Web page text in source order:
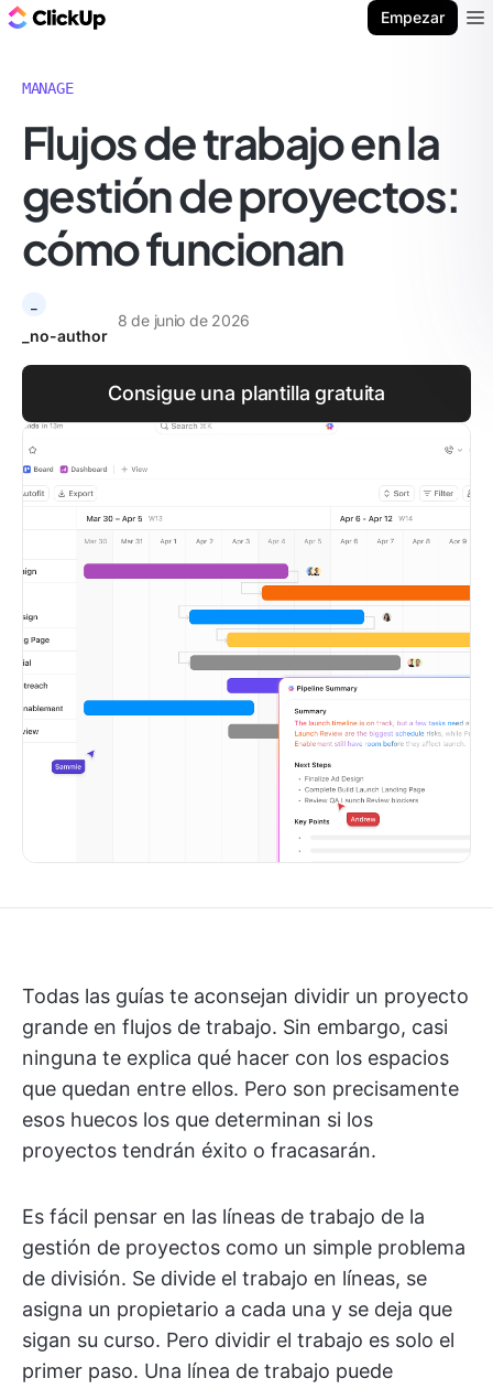
Empezar
MANAGE
Flujos de trabajo en la
gestión de proyectos:
cómo funcionan
_no-author
8 de junio de 2026
Consigue una plantilla gratuita
Todas las guías te aconsejan dividir un proyecto
grande en flujos de trabajo. Sin embargo, casi
ninguna te explica qué hacer con los espacios
que quedan entre ellos. Pero son precisamente
esos huecos los que determinan si los
proyectos tendrán éxito o fracasarán.
Es fácil pensar en las líneas de trabajo de la
gestión de proyectos como un simple problema
de división. Se divide el trabajo en líneas, se
asigna un propietario a cada una y se deja que
sigan su curso. Pero dividir el trabajo es solo el
primer paso. Una línea de trabajo puede